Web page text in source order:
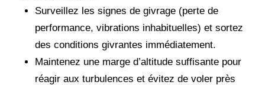
Surveillez les signes de givrage (perte de
performance, vibrations inhabituelles) et sortez
des conditions givrantes immédiatement.
Maintenez une marge d’altitude suffisante pour
réagir aux turbulences et évitez de voler près